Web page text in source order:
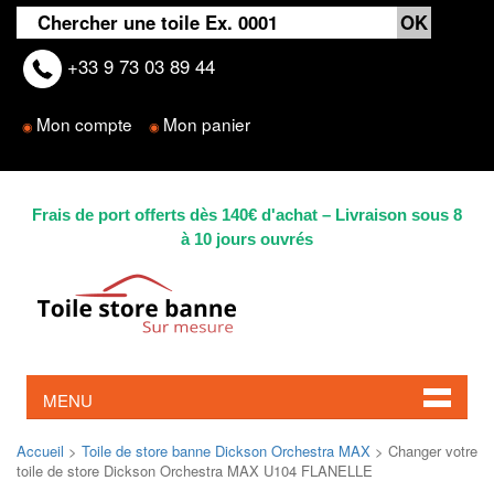
+33 9 73 03 89 44
◉ Mon compte ◉ Mon panier
Frais de port offerts dès 140€ d'achat – Livraison sous 8
à 10 jours ouvrés
MENU
Accueil > Toile de store banne Dickson Orchestra MAX > Changer votre
toile de store Dickson Orchestra MAX U104 FLANELLE